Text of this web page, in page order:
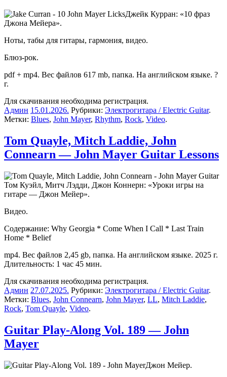
Джейк Курран: «10 фраз
Джона Мейера».
Ноты, табы для гитары, гармония, видео.
Блюз-рок.
pdf + mp4. Вес файлов 617 mb, папка. На английском языке. ?
г.
Для скачивания необходима регистрация.
Админ 15.01.2026. Рубрики: Электрогитара / Electric Guitar.
Метки: Blues, John Mayer, Rhythm, Rock, Video.
Tom Quayle, Mitch Laddie, John
Connearn — John Mayer Guitar Lessons
Том Куэйл, Митч Лэдди, Джон Коннерн: «Уроки игры на
гитаре — Джон Мейер».
Видео.
Содержание: Why Georgia * Come When I Call * Last Train
Home * Belief
mp4. Вес файлов 2,45 gb, папка. На английском языке. 2025 г.
Длительность: 1 час 45 мин.
Для скачивания необходима регистрация.
Админ 27.07.2025. Рубрики: Электрогитара / Electric Guitar.
Метки: Blues, John Connearn, John Mayer, LL, Mitch Laddie,
Rock, Tom Quayle, Video.
Guitar Play-Along Vol. 189 — John
Mayer
Джон Мейер.